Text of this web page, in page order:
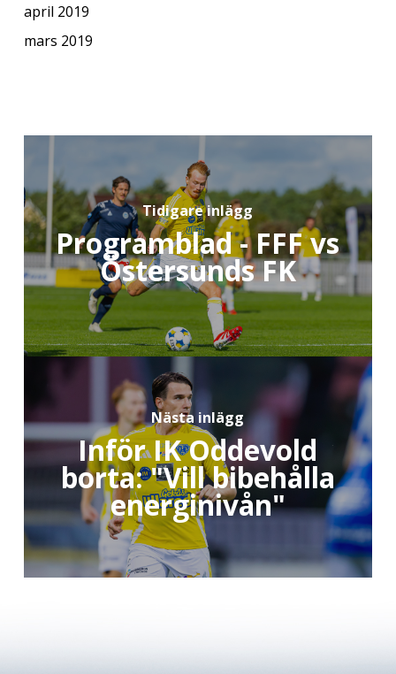
april 2019
mars 2019
Tidigare inlägg
Programblad - FFF vs
Östersunds FK
Nästa inlägg
Inför IK Oddevold
borta: "Vill bibehålla
energinivån"